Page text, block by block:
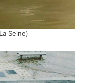
Seine)